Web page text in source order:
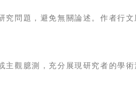
問題，避免無關論述。作者行
觀臆測，充分展現研究者的學術